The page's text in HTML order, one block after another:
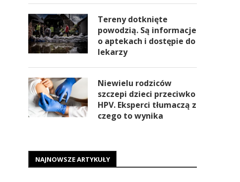
Tereny dotknięte
powodzią. Są informacje
o aptekach i dostępie do
lekarzy
Niewielu rodziców
szczepi dzieci przeciwko
HPV. Eksperci tłumaczą z
czego to wynika
NAJNOWSZE ARTYKUŁY